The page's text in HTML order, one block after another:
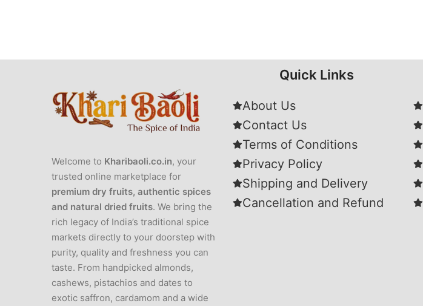
Welcome to Kharibaoli.co.in, your
trusted online marketplace for
premium dry fruits, authentic spices
and natural dried fruits. We bring the
rich legacy of India’s traditional spice
markets directly to your doorstep with
purity, quality and freshness you can
taste. From handpicked almonds,
cashews, pistachios and dates to
exotic saffron, cardamom and a wide
Quick Links
About Us
Contact Us
Terms of Conditions
Privacy Policy
Shipping and Delivery
Cancellation and Refund